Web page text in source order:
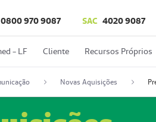
0800 970 9087 SAC 4020 9087
- LF Cliente Recursos Próprios
Novas Aquisições